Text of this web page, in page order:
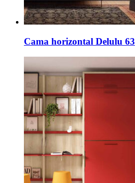
Cama horizontal Delulu 63